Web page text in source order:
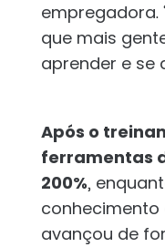
empregadora.
que mais
aprender e se
Após o
ferramentas
200%,
avançou de